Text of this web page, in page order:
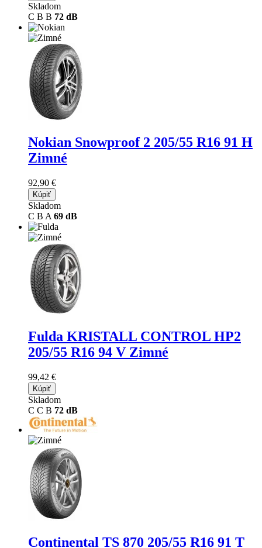
Skladom
C B B 72 dB
Nokian Snowproof 2 205/55 R16 91 H
Zimné
92,90 €
Kúpiť
Skladom
C B A 69 dB
Fulda KRISTALL CONTROL HP2
205/55 R16 94 V Zimné
99,42 €
Kúpiť
Skladom
C C B 72 dB
Continental TS 870 205/55 R16 91 T